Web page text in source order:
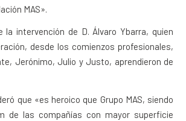
MAS».
intervención de D. Álvaro Ybarra, quien
desde los comienzos profesionales,
Jerónimo, Julio y Justo, aprendieron de
que «es heroico que Grupo MAS, siendo
de las compañías con mayor superficie